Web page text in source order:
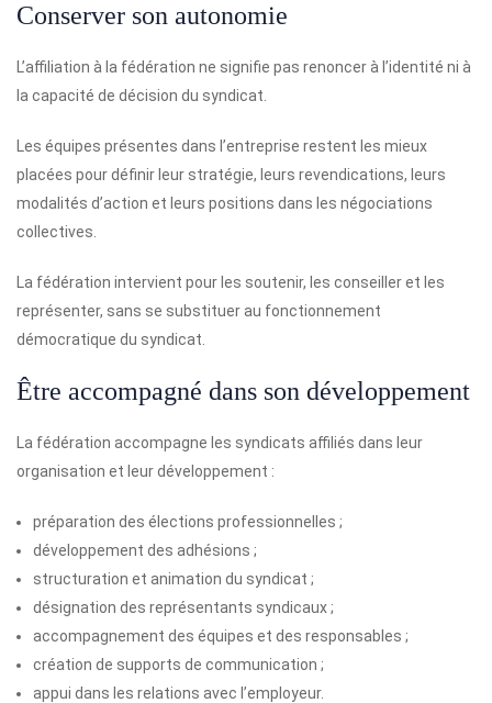
Conserver son autonomie
L’affiliation à la fédération ne signifie pas renoncer à l’identité ni à
la capacité de décision du syndicat.
Les équipes présentes dans l’entreprise restent les mieux
placées pour définir leur stratégie, leurs revendications, leurs
modalités d’action et leurs positions dans les négociations
collectives.
La fédération intervient pour les soutenir, les conseiller et les
représenter, sans se substituer au fonctionnement
démocratique du syndicat.
Être accompagné dans son développement
La fédération accompagne les syndicats affiliés dans leur
organisation et leur développement :
préparation des élections professionnelles ;
développement des adhésions ;
structuration et animation du syndicat ;
désignation des représentants syndicaux ;
accompagnement des équipes et des responsables ;
création de supports de communication ;
appui dans les relations avec l’employeur.